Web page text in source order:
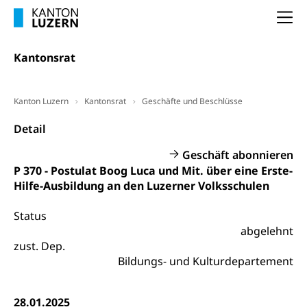
Kantonsrat
Kanton Luzern Kantonsrat Geschäfte und Beschlüsse
Detail
Geschäft abonnieren
P 370 - Postulat Boog Luca und Mit. über eine Erste-
Hilfe-Ausbildung an den Luzerner Volksschulen
Status
abgelehnt
zust. Dep.
Bildungs- und Kulturdepartement
28.01.2025
LUPK - Luzerner Pensionskasse
Altersvorsorge (gruezi.lu.ch)
Bildung und Forschung
Projektförderung Universität Luzern unilu
Umschulung, zweiter Bildungsweg,
Nachdiplomstudium, Zusatzlehre, Höhere
Berufsbildung, Berufsmatura nach Lehre,
Neuorientierung, Grundkompetenzen,
Berufsberatung, Standortbestimmung,
Berufsabschluss für Erwachsene
Bildungsgutscheine Grundkompetenzen
Berufliche Grundbildung
Lehre, Berufsfachschule, Lehrbetrieb, Lehrvertrag,